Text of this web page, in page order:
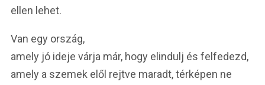
ellen lehet.
Van egy ország,
amely jó ideje várja már, hogy elindulj és felfedezd,
amely a szemek elől rejtve maradt, térképen ne